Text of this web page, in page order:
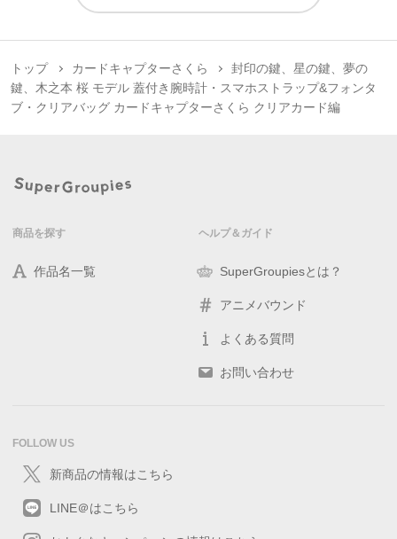
トップ カードキャプターさくら
封印の鍵、星の鍵、夢の
鍵、木之本 桜 モデル 蓋付き腕時計・スマホストラップ&フォンタ
ブ・クリアバッグ カードキャプターさくら クリアカード編
商品を探す
作品名一覧
ヘルプ＆ガイド
SuperGroupiesとは？
アニメバウンド
よくある質問
お問い合わせ
FOLLOW US
新商品の情報はこちら
LINE＠はこちら